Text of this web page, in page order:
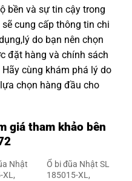
bền và sự tin cậy trong
cung cấp thông tin chi
do bạn nên chọn
đặt hàng và chính sách
cùng khám phá lý do
chọn hàng đầu cho
giá tham khảo bên
Nhật
XL,
Ổ bi đũa Nhật SL
185015-XL,